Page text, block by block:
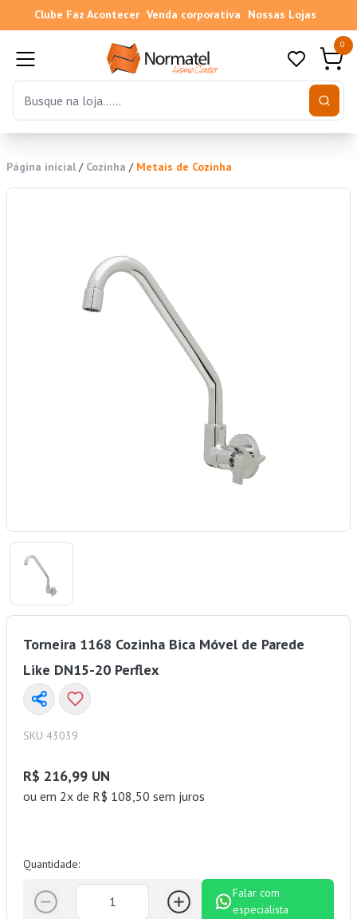
Clube Faz Acontecer Venda corporativa Nossas Lojas
0
Página inicial / Cozinha / Metais de Cozinha
Torneira 1168 Cozinha Bica Móvel de Parede
Like DN15-20 Perflex
SKU 43039
R$ 216,99 UN
ou em 2x de R$ 108,50 sem juros
Quantidade:
Falar com
especialista